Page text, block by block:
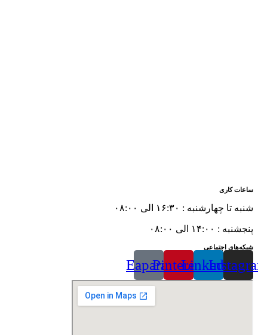
ساعات کاری
شنبه تا چهارشنبه : ۱۶:۳۰ الی ۰۸:۰۰
پنجشنبه : ۱۴:۰۰ الی ۰۸:۰۰
شبکه‌های اجتماعی
Linkedin
Pinterest
Eaparat